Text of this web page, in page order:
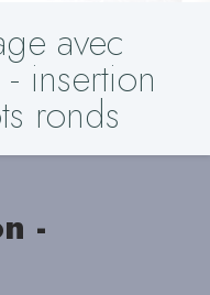
avec
insertion
ronds
-